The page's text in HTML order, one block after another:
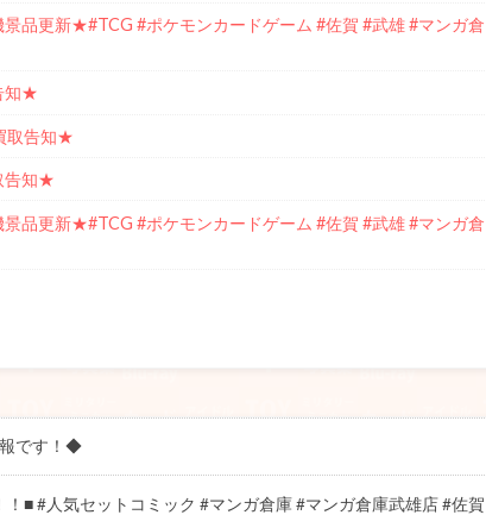
品更新★#TCG #ポケモンカードゲーム #佐賀 #武雄 #マンガ倉
知★
取告知★
告知★
品更新★#TCG #ポケモンカードゲーム #佐賀 #武雄 #マンガ倉
です！◆
■ #人気セットコミック #マンガ倉庫 #マンガ倉庫武雄店 #佐賀